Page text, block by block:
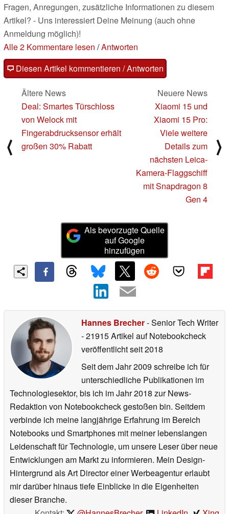
Fragen, Anregungen, zusätzliche Informationen zu diesem
Artikel? - Uns interessiert Deine Meinung (auch ohne
Anmeldung möglich)!
Alle 2 Kommentare lesen /Antworten
Diesen Artikel kommentieren / Antworten
⟨
Ältere News
Deal: Smartes Türschloss
von Welock mit
Fingerabdrucksensor erhält
großen 30% Rabatt
Neuere News
Xiaomi 15 und
Xiaomi 15 Pro:
Viele weitere
Details zum
nächsten Leica-
Kamera-Flaggschiff
mit Snapdragon 8
Gen 4
⟩
Als bevorzugte Quelle
auf Google
hinzufügen
Hannes Brecher- Senior Tech Writer
- 21915 Artikel auf Notebookcheck
veröffentlichtseit 2018
Seit dem Jahr 2009 schreibe ich für
unterschiedliche Publikationen im
Technologiesektor, bis ich im Jahr 2018 zur News-
Redaktion von Notebookcheck gestoßen bin. Seitdem
verbinde ich meine langjährige Erfahrung im Bereich
Notebooks und Smartphones mit meiner lebenslangen
Leidenschaft für Technologie, um unsere Leser über neue
Entwicklungen am Markt zu informieren. Mein Design-
Hintergrund als Art Director einer Werbeagentur erlaubt
mir darüber hinaus tiefe Einblicke in die Eigenheiten
dieser Branche.